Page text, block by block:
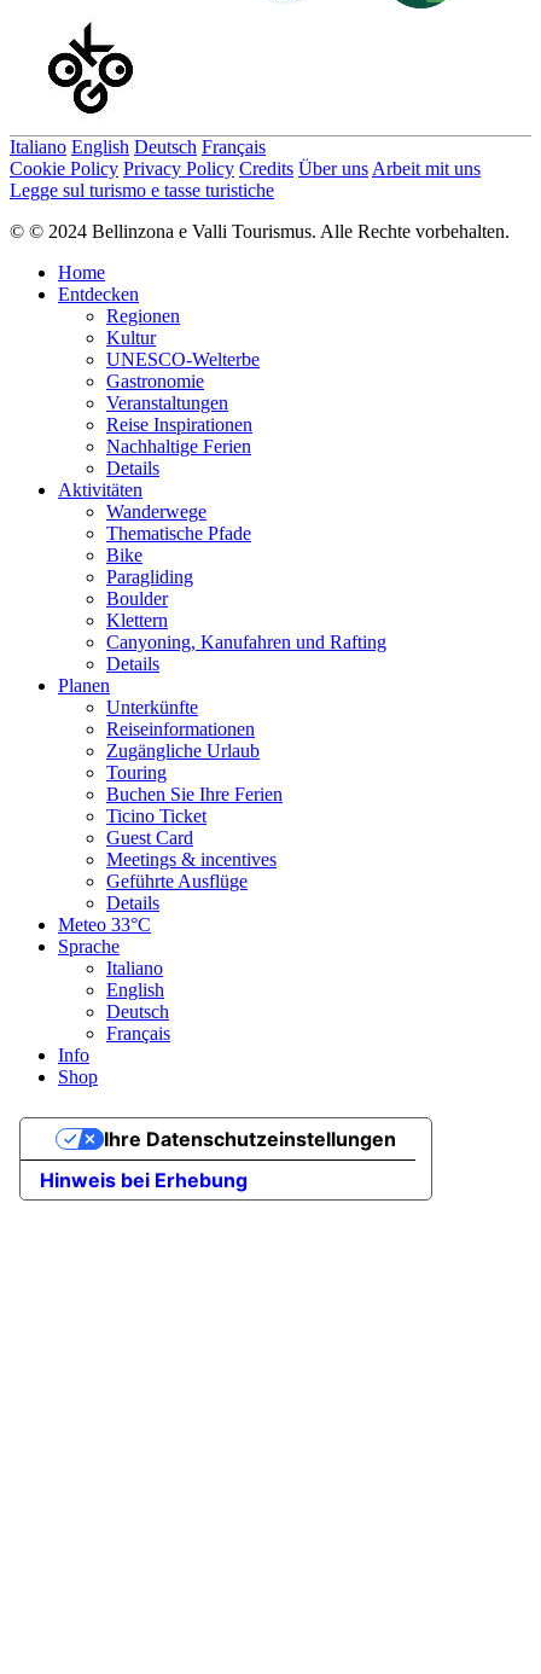
Italiano English Deutsch Français
Cookie Policy Privacy Policy Credits Über uns Arbeit mit uns
Legge sul turismo e tasse turistiche
© © 2024 Bellinzona e Valli Tourismus. Alle Rechte vorbehalten.
Home
Entdecken
Regionen
Kultur
UNESCO-Welterbe
Gastronomie
Veranstaltungen
Reise Inspirationen
Nachhaltige Ferien
Details
Aktivitäten
Wanderwege
Thematische Pfade
Bike
Paragliding
Boulder
Klettern
Canyoning, Kanufahren und Rafting
Details
Planen
Unterkünfte
Reiseinformationen
Zugängliche Urlaub
Touring
Buchen Sie Ihre Ferien
Ticino Ticket
Guest Card
Meetings & incentives
Geführte Ausflüge
Details
Meteo 33°C
Sprache
Italiano
English
Deutsch
Français
Info
Shop
Hinweis bei Erhebung
Ihre Datenschutzeinstellungen